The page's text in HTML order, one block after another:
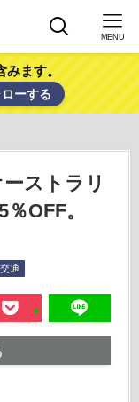
MENU
ます。
ーする
ストラリ
OFF。
通